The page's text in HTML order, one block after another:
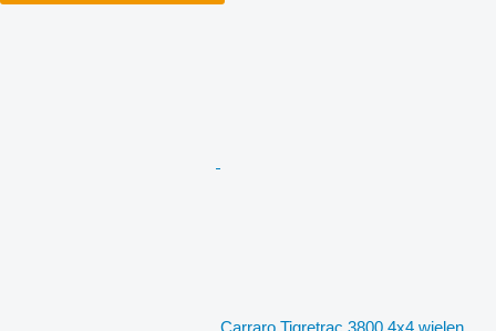
Carraro Tigretrac 3800 4x4 wielen